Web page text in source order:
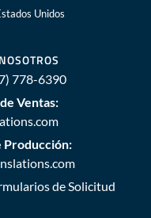
Unidos
778-6390
Ventas:
Producción:
de Solicitud